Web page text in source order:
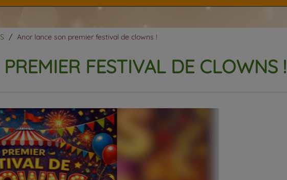
Anor lance son premier festival de clowns !
FESTIVAL DE CLOWNS !